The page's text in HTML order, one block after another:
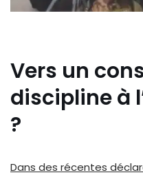
Vers un
discipline à
?
Dans des récentes